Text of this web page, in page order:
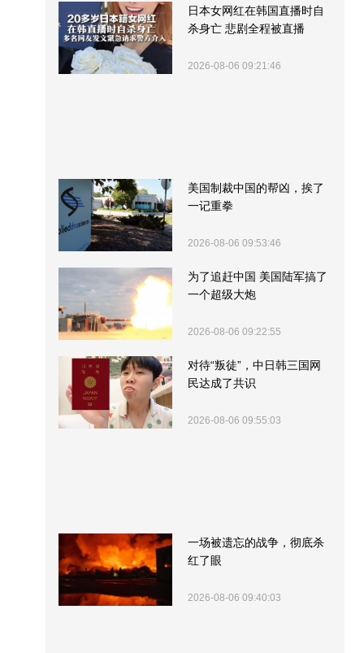
日本女网红在韩国直播时自
杀身亡 悲剧全程被直播
2026-08-06 09:21:46
美国制裁中国的帮凶，挨了
一记重拳
2026-08-06 09:53:46
为了追赶中国 美国陆军搞了
一个超级大炮
2026-08-06 09:22:55
对待“叛徒”，中日韩三国网
民达成了共识
2026-08-06 09:55:03
一场被遗忘的战争，彻底杀
红了眼
2026-08-06 09:40:03